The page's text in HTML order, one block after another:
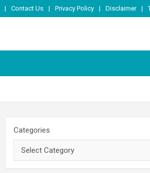
Contact Us Privacy Policy Disclaimer
Categories